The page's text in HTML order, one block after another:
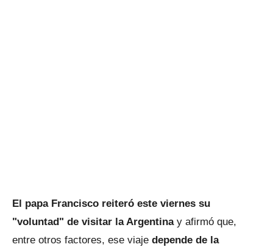
El papa Francisco reiteró este viernes su
"voluntad" de visitar la Argentinay afirmó que,
entre otros factores, ese viaje depende de la